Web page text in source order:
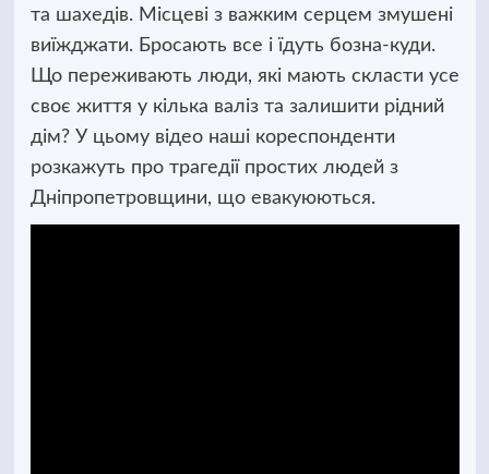
та шахедів. Місцеві з важким серцем змушені
виїжджати. Бросають все і їдуть бозна-куди.
Що переживають люди, які мають скласти усе
своє життя у кілька валіз та залишити рідний
дім? У цьому відео наші кореспонденти
розкажуть про трагедії простих людей з
Дніпропетровщини, що евакуюються.